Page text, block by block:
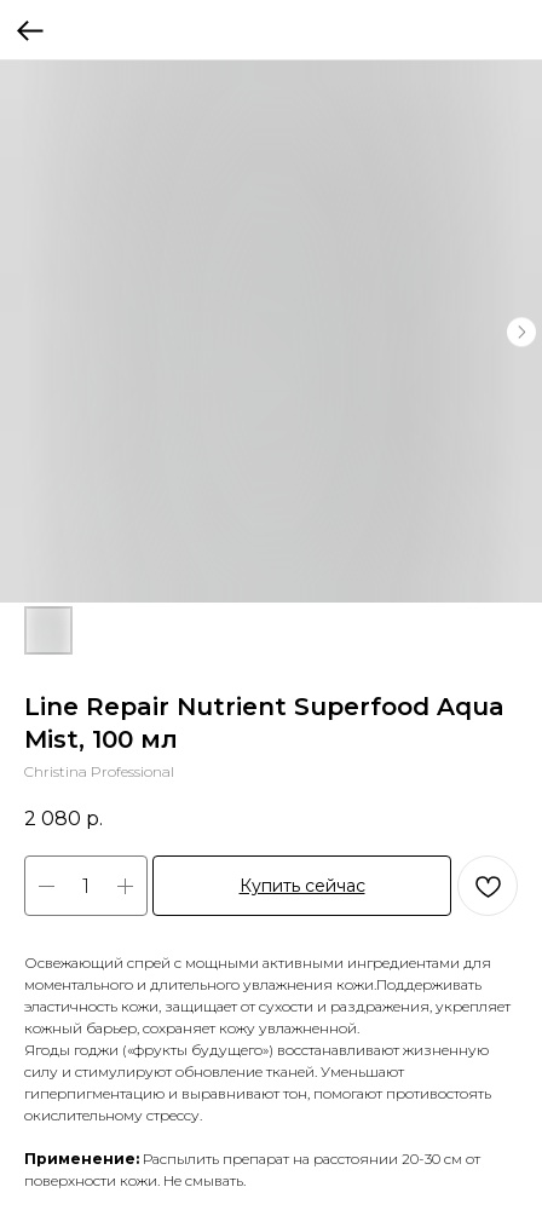
Line Repair Nutrient Superfood Aqua
Mist, 100 мл
Christina Professional
2 080 р.
Купить сейчас
Освежающий спрей с мощными активными ингредиентами для
моментального и длительного увлажнения кожи.Поддерживать
эластичность кожи, защищает от сухости и раздражения, укрепляет
кожный барьер, сохраняет кожу увлажненной.
Ягоды годжи («фрукты будущего») восстанавливают жизненную
силу и стимулируют обновление тканей. Уменьшают
гиперпигментацию и выравнивают тон, помогают противостоять
окислительному стрессу.
Применение: Распылить препарат на расстоянии 20-30 см от
поверхности кожи. Не смывать.